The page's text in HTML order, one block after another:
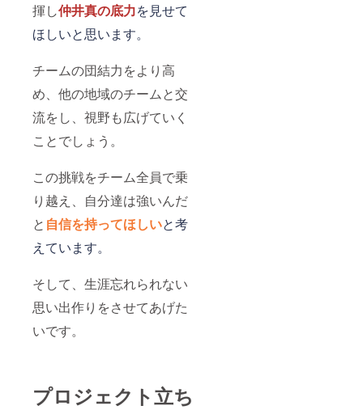
揮し仲井真の底力を見せて
ほしいと思います。
チームの団結力をより高
め、他の地域のチームと交
流をし、視野も広げていく
ことでしょう。
この挑戦をチーム全員で乗
り越え、自分達は強いんだ
と 自信を持ってほしいと考
えています。
そして、生涯忘れられない
思い出作りをさせてあげた
いです。
プロジェクト立ち